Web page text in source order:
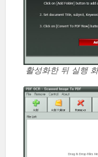
활성화한 뒤 실행